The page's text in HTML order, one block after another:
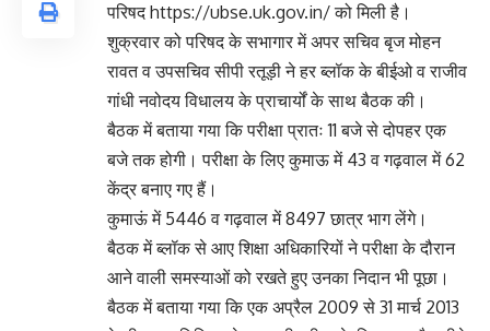
परिषद https://ubse.uk.gov.in/ को मिली है।
शुक्रवार को परिषद के सभागार में अपर सचिव बृज मोहन
रावत व उपसचिव सीपी रतूड़ी ने हर ब्लॉक के बीईओ व राजीव
गांधी नवोदय विधालय के प्राचार्यों के साथ बैठक की।
बैठक में बताया गया कि परीक्षा प्रातः 11 बजे से दोपहर एक
बजे तक होगी। परीक्षा के लिए कुमाऊ में 43 व गढ़वाल में 62
केंद्र बनाए गए हैं।
कुमाऊं में 5446 व गढ़वाल में 8497 छात्र भाग लेंगे।
बैठक में ब्लॉक से आए शिक्षा अधिकारियों ने परीक्षा के दौरान
आने वाली समस्याओं को रखते हुए उनका निदान भी पूछा।
बैठक में बताया गया कि एक अप्रैल 2009 से 31 मार्च 2013